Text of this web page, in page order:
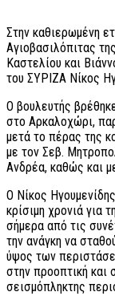
Στην καθιερωμένη
Αγιοβασιλόπιτας
Καστελίου και
του ΣΥΡΙΖΑ Νίκος
Ο βουλευτής
στο Αρκαλοχώρι,
μετά το πέρας της
με τον Σεβ.
Ανδρέα, καθώς και
Ο Νίκος
κρίσιμη χρονιά για
σήμερα από τις
την ανάγκη να
ύψος των
στην προοπτική και
σεισμόπληκτης